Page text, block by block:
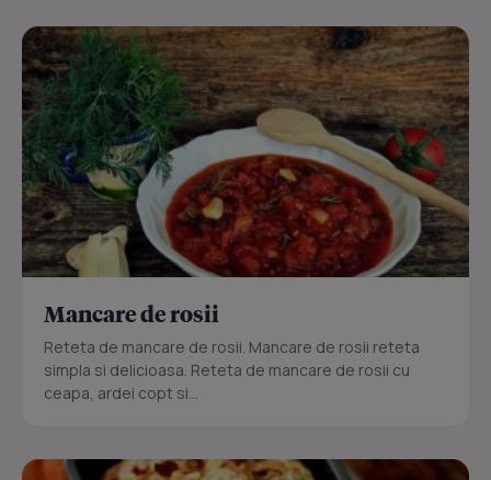
Mancare de rosii
Reteta de mancare de rosii. Mancare de rosii reteta
simpla si delicioasa. Reteta de mancare de rosii cu
ceapa, ardei copt si...